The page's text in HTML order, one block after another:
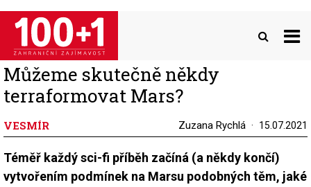
Přejít
hlavnímu
obsahu
Můžeme skutečně někdy
terraformovat Mars?
VESMÍR Zuzana Rychlá 15.07.2021
Téměř každý sci-fi příběh začíná (a někdy končí)
vytvořením podmínek na Marsu podobných těm, jaké